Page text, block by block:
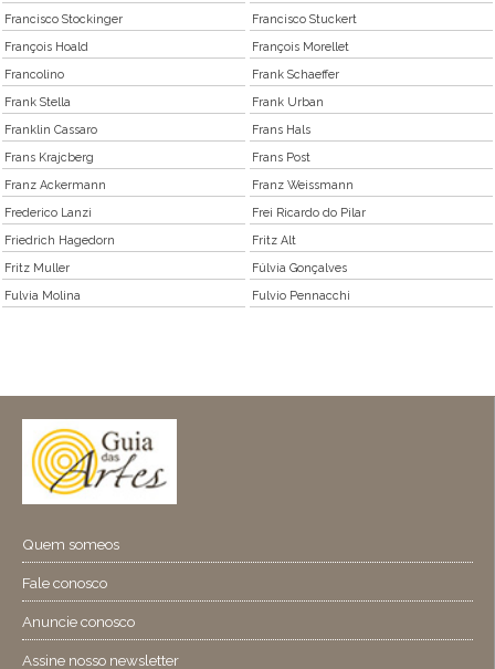
Francisco Stockinger Francisco Stuckert
François Hoald François Morellet
Francolino Frank Schaeffer
Frank Stella Frank Urban
Franklin Cassaro Frans Hals
Frans Krajcberg Frans Post
Franz Ackermann Franz Weissmann
Frederico Lanzi Frei Ricardo do Pilar
Friedrich Hagedorn Fritz Alt
Fritz Muller Fúlvia Gonçalves
Fulvia Molina Fulvio Pennacchi
Quem someos
Fale conosco
Anuncie conosco
Assine nosso newsletter